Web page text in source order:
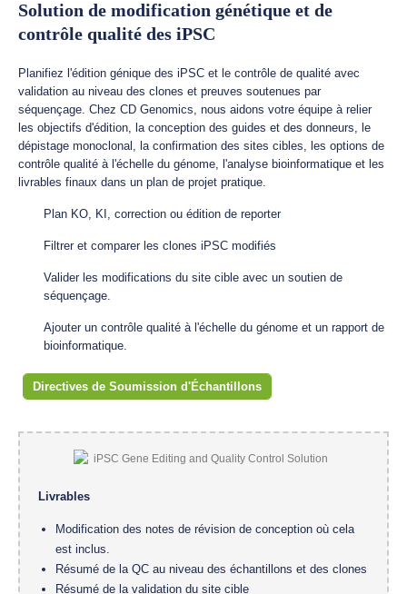
Solution de modification génétique et de
contrôle qualité des iPSC
Planifiez l'édition génique des iPSC et le contrôle de qualité avec
validation au niveau des clones et preuves soutenues par
séquençage. Chez CD Genomics, nous aidons votre équipe à relier
les objectifs d'édition, la conception des guides et des donneurs, le
dépistage monoclonal, la confirmation des sites cibles, les options de
contrôle qualité à l'échelle du génome, l'analyse bioinformatique et les
livrables finaux dans un plan de projet pratique.
Plan KO, KI, correction ou édition de reporter
Filtrer et comparer les clones iPSC modifiés
Valider les modifications du site cible avec un soutien de
séquençage.
Ajouter un contrôle qualité à l'échelle du génome et un rapport de
bioinformatique.
Directives de Soumission d'Échantillons
Livrables
Modification des notes de révision de conception où cela
est inclus.
Résumé de la QC au niveau des échantillons et des clones
Résumé de la validation du site cible